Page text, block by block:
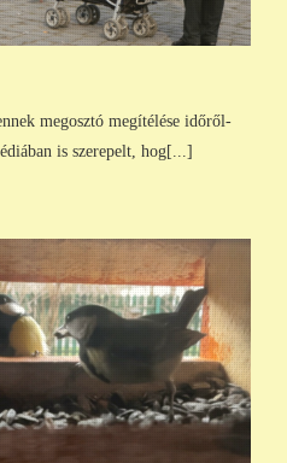
megosztó megítélése időről-
is szerepelt, hog[...]